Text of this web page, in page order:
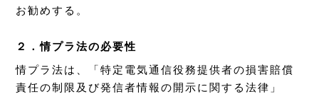
お勧めする。
２．情プラ法の必要性
情プラ法は、「特定電気通信役務提供者の損害賠償
責任の制限及び発信者情報の開示に関する法律」